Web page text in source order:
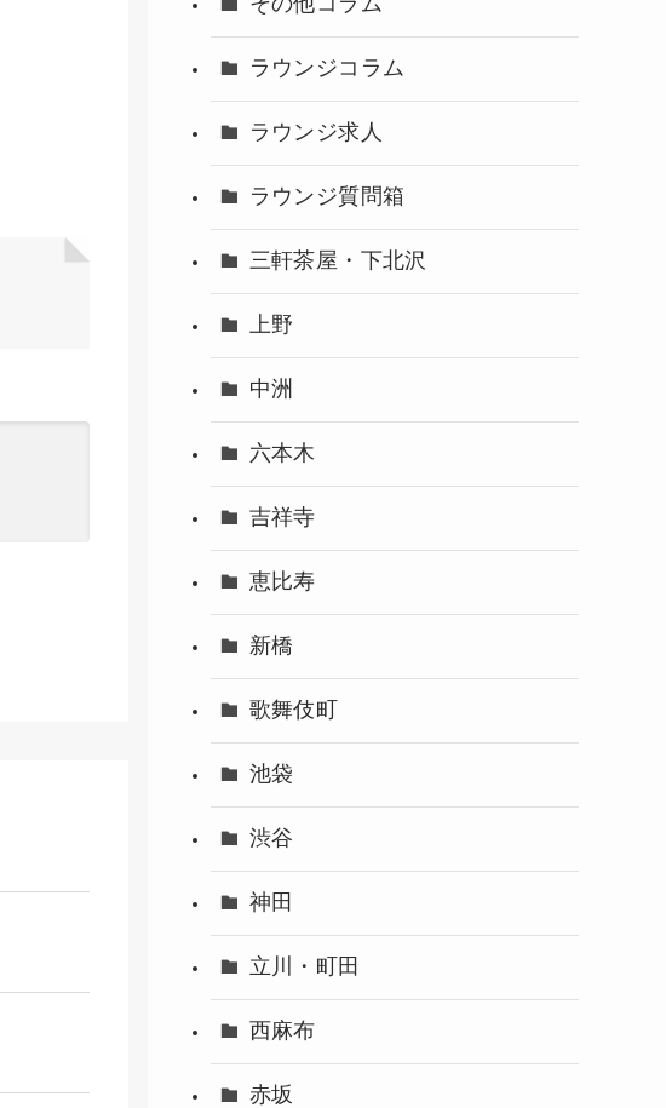
ラウンジコラム
ラウンジ求人
ラウンジ質問箱
三軒茶屋・下北沢
上野
中洲
六本木
吉祥寺
恵比寿
新橋
歌舞伎町
池袋
渋谷
神田
立川・町田
西麻布
赤坂